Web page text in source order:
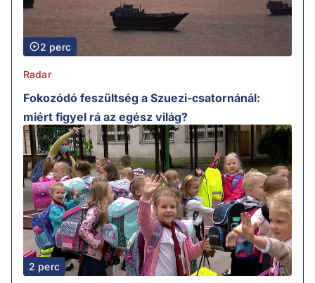
2 perc
Radar
Fokozódó feszültség a Szuezi-csatornánál:
miért figyel rá az egész világ?
2 perc